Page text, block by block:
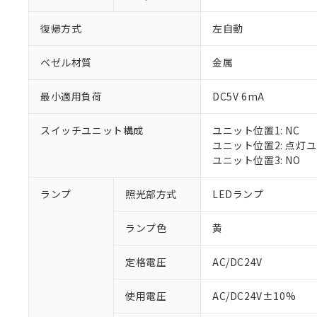
復帰方式 左自動
ベゼル材質 金属
最小適用負荷 DC5V 6mA
スイッチユニット構成
ユニット位置1: NC
ユニット位置2: 点灯
ユニット位置3: NO
ランプ 照光部方式 LEDランプ
ランプ色 黄
定格電圧 AC/DC24V
使用電圧 AC/DC24V±10%
※1 対応状況